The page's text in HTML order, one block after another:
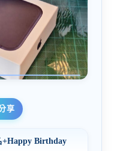
享
Birthday